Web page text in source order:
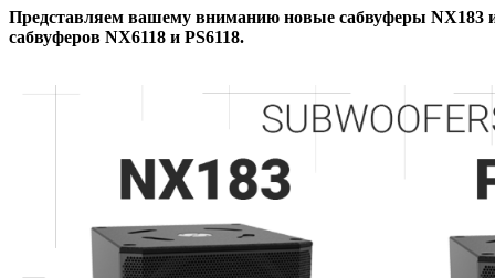
Представляем вашему вниманию новые сабвуферы NX183
сабвуферов NX6118 и PS6118.